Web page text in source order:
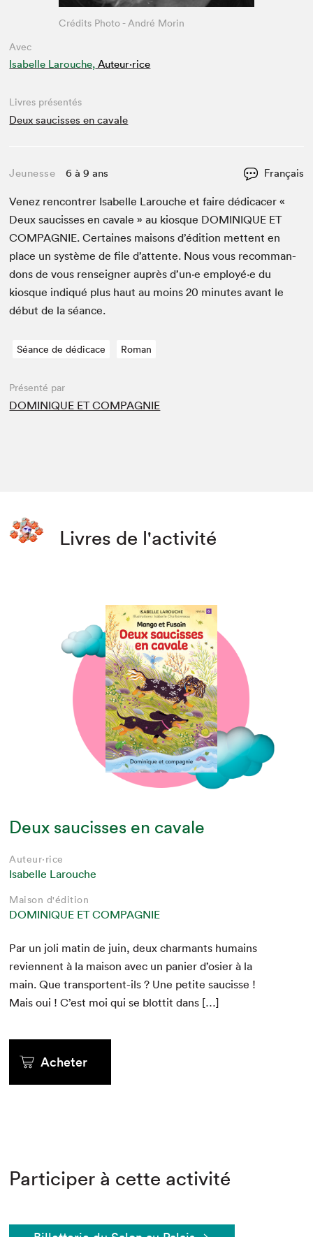
Avec
Isabelle Larouche, Auteur·rice
Crédits Photo - André Morin
Livres présentés
Deux saucisses en cavale
Jeunesse 6 à 9 ans Français
Venez ren­con­tr­er Isabelle Larouche et faire dédi­cac­er «
Deux sauciss­es en cav­ale » au kiosque DOMINIQUE ET
COM­PAG­NIE. Cer­taines maisons d’édi­tion met­tent en
place un sys­tème de file d’at­tente. Nous vous recom­man­
dons de vous ren­seign­er auprès d’un·e employé·e du
kiosque indiqué plus haut au moins20 min­utes avant le
début de la séance.
Séance de dédicace Roman
Présenté par
DOMINIQUE ET COMPAGNIE
Livres de l'activité
Deux saucisses en cavale
Auteur·rice
Isabelle Larouche
Maison d'édition
DOMINIQUE ET COMPAGNIE
Par un joli matin de juin, deux char­mants humains
revi­en­nent à la mai­son avec un panier d’osier à la
main. Que trans­portent-ils ? Une petite saucisse !
Mais oui ! C’est moi qui se blot­tit dans […]
Acheter
Participer à cette activité